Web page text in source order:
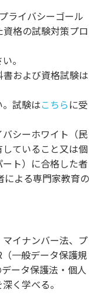
ライバシーゴール
格の試験対策プロ
。
および資格試験は
試験はこちらに受
シーホワイト（民
ていること又は個
ト）に合格した者
による専門家教育の
イナンバー法、プ
一般データ保護規
ータ保護法・個人
く学べる。